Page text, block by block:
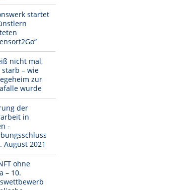
startet
nicht mal,
– wie
zur
wurde
der
in
-
August 2021
ohne
– 10.